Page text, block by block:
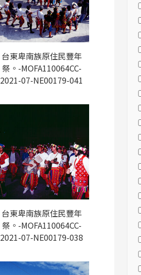
台東卑南族原住民豐年
祭。-MOFA110064CC-
2021-07-NE00179-041
台東卑南族原住民豐年
祭。-MOFA110064CC-
2021-07-NE00179-038